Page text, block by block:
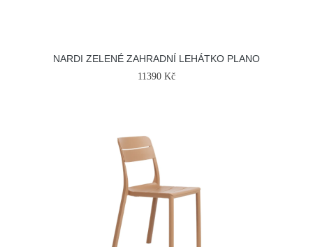
NARDI ZELENÉ ZAHRADNÍ LEHÁTKO PLANO
11390 Kč